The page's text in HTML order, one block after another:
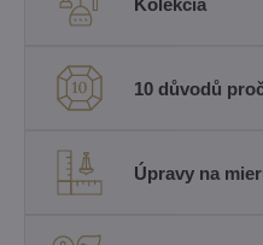
10 důvodů
Úpravy na